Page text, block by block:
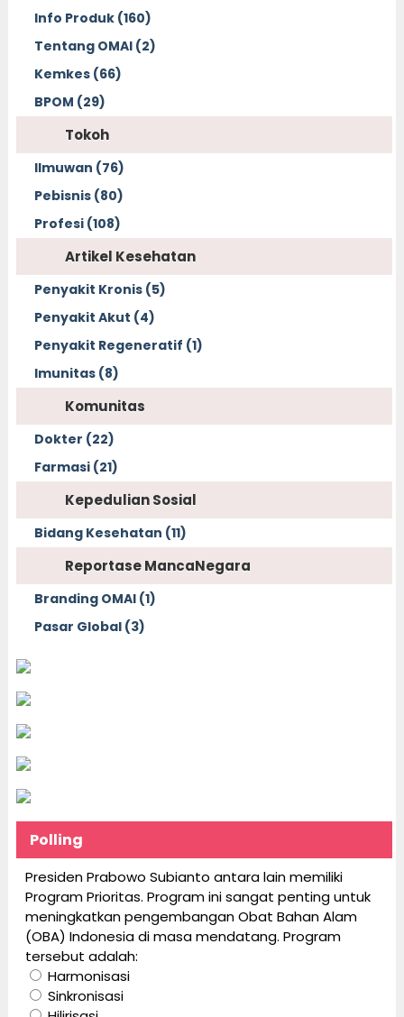
Info Produk (160)
Tentang OMAI (2)
Kemkes (66)
BPOM (29)
Tokoh
Ilmuwan (76)
Pebisnis (80)
Profesi (108)
Artikel Kesehatan
Penyakit Kronis (5)
Penyakit Akut (4)
Penyakit Regeneratif (1)
Imunitas (8)
Komunitas
Dokter (22)
Farmasi (21)
Kepedulian Sosial
Bidang Kesehatan (11)
Reportase MancaNegara
Branding OMAI (1)
Pasar Global (3)
Polling
Presiden Prabowo Subianto antara lain memiliki
Program Prioritas. Program ini sangat penting untuk
meningkatkan pengembangan Obat Bahan Alam
(OBA) Indonesia di masa mendatang. Program
tersebut adalah:
Harmonisasi
Sinkronisasi